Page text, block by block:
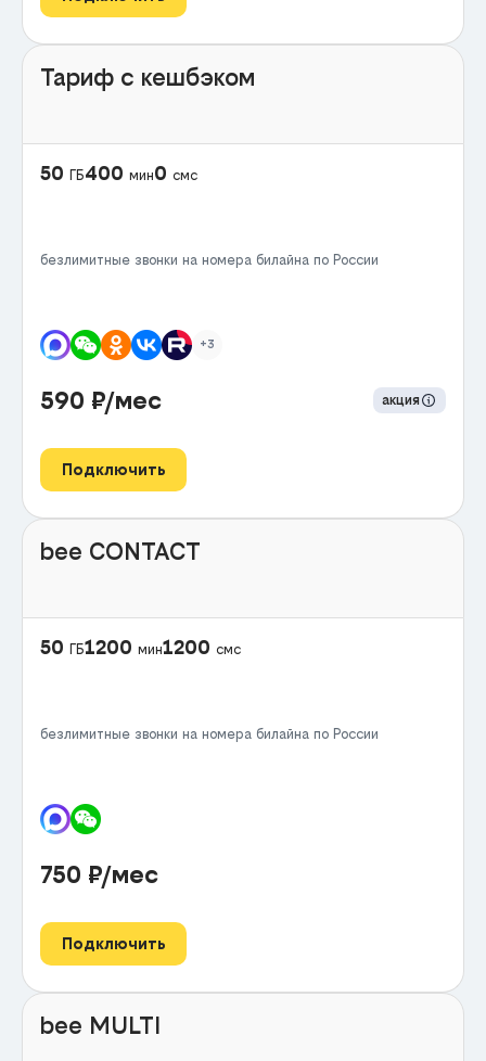
Тариф с кешбэком
50 ГБ400 мин0 смс
безлимитные звонки на номера билайна по России
+3
590 ₽/мес акция
Подключить
bee CONTACT
50 ГБ1200 мин1200 смс
безлимитные звонки на номера билайна по России
750 ₽/мес
Подключить
bee MULTI